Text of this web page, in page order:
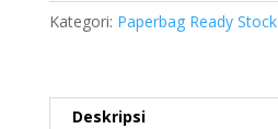
Kategori: Paperbag Ready Stock
Deskripsi